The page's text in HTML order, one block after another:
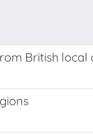
British local